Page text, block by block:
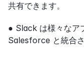
共有できます。
● Slack は様々なア
Salesforce と統合